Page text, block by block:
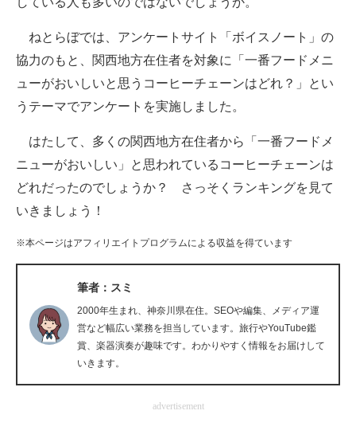
好きが集まる 比べて選べる
ビジネスと働き方のヒント
経営リーダーのコミュニティ
企業向けIT製品の総合サイト
IT製品の技術・比較・事例
製造業のIT導入・活用を支援
ねとらぼでは、アンケートサイト「ボイスノート」の
協力のもと、関西地方在住者を対象に「一番フードメニ
ューがおいしいと思うコーヒーチェーンはどれ？」とい
うテーマでアンケートを実施しました。
はたして、多くの関西地方在住者から「一番フードメ
ニューがおいしい」と思われているコーヒーチェーンは
どれだったのでしょうか？ さっそくランキングを見て
いきましょう！
※本ページはアフィリエイトプログラムによる収益を得ています
筆者：スミ
2000年生まれ、神奈川県在住。SEOや編集、メディア運
営など幅広い業務を担当しています。旅行やYouTube鑑
賞、楽器演奏が趣味です。わかりやすく情報をお届けして
いきます。
advertisement